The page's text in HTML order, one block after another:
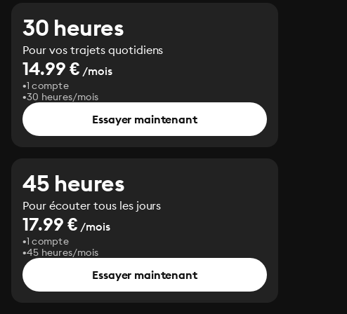
30 heures
Pour vos trajets quotidiens
14.99 € /mois
1 compte
30 heures/mois
Essayer maintenant
45 heures
Pour écouter tous les jours
17.99 € /mois
1 compte
45 heures/mois
Essayer maintenant